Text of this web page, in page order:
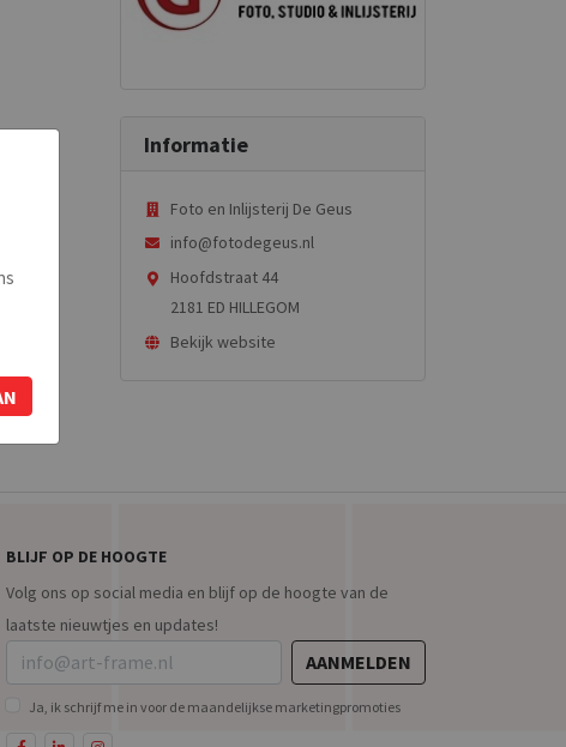
Informatie
Foto en Inlijsterij De Geus
info@fotodegeus.nl
Hoofdstraat 44
2181 ED HILLEGOM
Bekijk website
■
BLIJF OP DE HOOGTE
Volg ons op social media en blijf op de hoogte van de
laatste nieuwtjes en updates!
AANMELDEN
Ja, ik schrijf me in voor de maandelijkse marketingpromoties